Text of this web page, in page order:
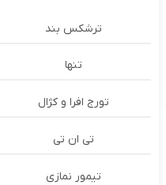
ترشكس بند
تنها
تورج افرا و کژال
تی ان تی
تیمور نمازی